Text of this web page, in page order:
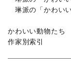
琳派の「かわい
かわいい動物たち
作家別索引